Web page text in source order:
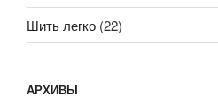
Шить легко (22)
АРХИВЫ